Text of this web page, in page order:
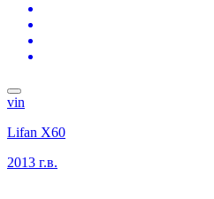
vin
Lifan X60
2013 г.в.